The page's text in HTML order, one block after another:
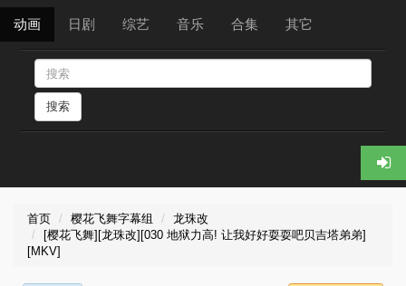
动画 日剧 综艺 音乐 合集 其它
搜索
首页 樱花飞舞字幕组
龙珠改
[樱花飞舞][龙珠改][030 地狱力高! 让我好好耍耍吧贝吉塔弟弟]
[MKV]